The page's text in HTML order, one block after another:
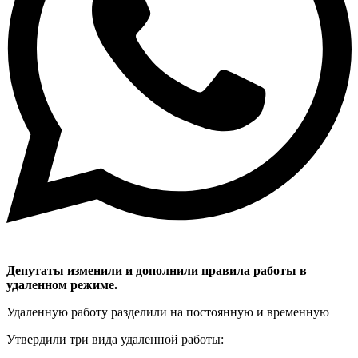
Депутаты изменили и дополнили правила работы в
удаленном режиме.
Удаленную работу разделили на постоянную и временную
Утвердили три вида удаленной работы: